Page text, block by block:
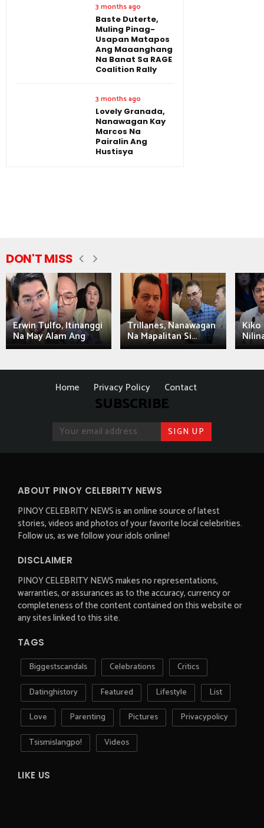
3 months ago
Baste Duterte,
Muling Pinag-
Usapan Matapos
Ang Maaanghang
Na Banat Sa RAGE
Coalition Rally
3 months ago
Lovely Granada,
Nanawagan Kay
Marcos Na
Pairalin Ang
Hustisya
DON'T MISS
Erwin Tulfo, Itinanggi
Na May Alam Ang
Trillanes, Nanawagan
Na Mapalitan Si...
Kiko
Home Privacy Policy Contact
SUBSCRIBE
ABOUT PINOY CELEBRITY NEWS
PINOY CELEBRITY NEWS is an online source of latest
stories, videos and photos of your favorite local celebrities.
Follow us, as we follow your idols online!
DISCLAIMER
PINOY CELEBRITY NEWS makes no representations,
warranties, or assurances as to the accuracy, currency or
completeness of the content contained on this website or
any sites linked to this site.
TAGS
Biggestscandals Celebrations
Critics
Datinghistory
Featured Lifestyle
List
Love
Parenting Pictures
Privacypolicy
Tsismislangpo!
Videos
LIKE US